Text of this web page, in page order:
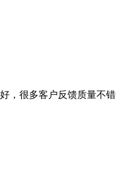
，很多客户反馈质量不错